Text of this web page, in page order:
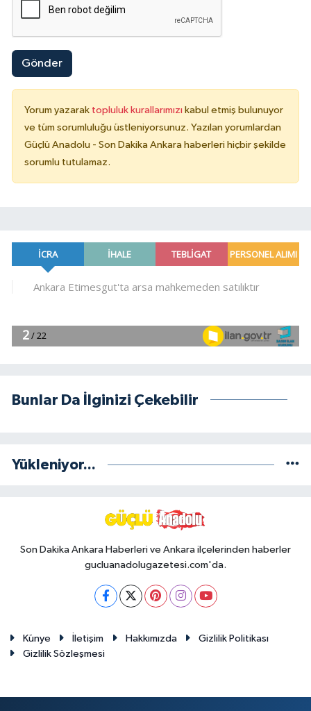
Gönder
Yorum yazarak topluluk kurallarımızı kabul etmiş bulunuyor
ve tüm sorumluluğu üstleniyorsunuz. Yazılan yorumlardan
Güçlü Anadolu - Son Dakika Ankara haberleri hiçbir şekilde
sorumlu tutulamaz.
Bunlar Da İlginizi Çekebilir
Yükleniyor...
Son Dakika Ankara Haberleri ve Ankara ilçelerinden haberler
gucluanadolugazetesi.com'da.
Künye İletişim Hakkımızda
Gizlilik Politikası
Gizlilik Sözleşmesi